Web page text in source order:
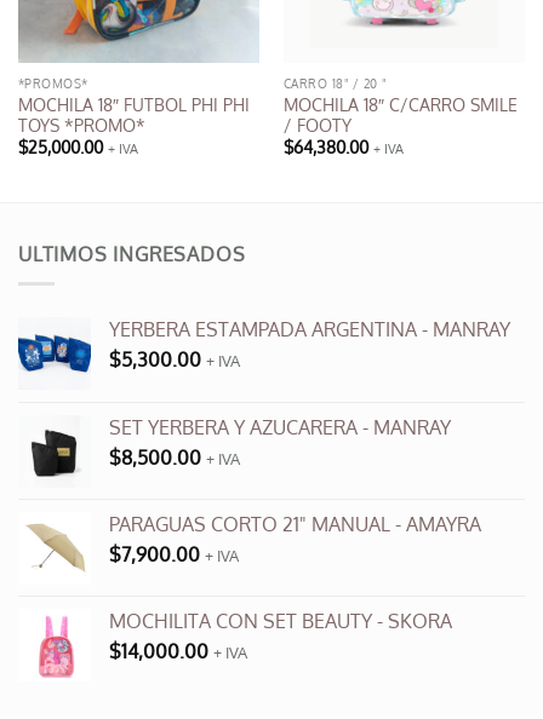
*PROMOS*
MOCHILA 18″ FUTBOL PHI PHI
TOYS *PROMO*
$25,000.00 + IVA
CARRO 18" / 20 "
MOCHILA 18″ C/CARRO SMILE
/ FOOTY
$64,380.00 + IVA
opciones
en
producto
ULTIMOS INGRESADOS
YERBERA ESTAMPADA ARGENTINA - MANRAY
$5,300.00 + IVA
SET YERBERA Y AZUCARERA - MANRAY
$8,500.00 + IVA
PARAGUAS CORTO 21" MANUAL - AMAYRA
$7,900.00 + IVA
MOCHILITA CON SET BEAUTY - SKORA
$14,000.00 + IVA